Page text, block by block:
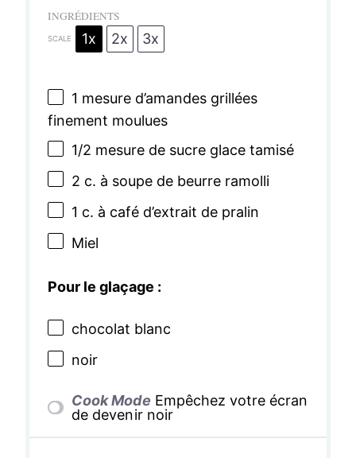
INGRÉDIENTS
SCALE 1x 2x 3x
1 mesure d’amandes grillées
finement moulues
1/2 mesure de sucre glace tamisé
2 c. à soupe de beurre ramolli
1 c. à café d’extrait de pralin
Miel
Pour le glaçage :
chocolat blanc
noir
Cook Mode Empêchez votre écran
de devenir noir